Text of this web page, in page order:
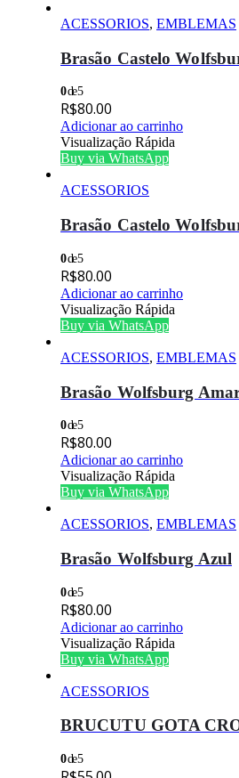
ACESSORIOS, EMBLEMAS
Brasão Castelo
0de 5
R$80.00
Adicionar ao carrinho
Visualização Rápida
Buy via WhatsApp
ACESSORIOS
Brasão Castelo
0de 5
R$80.00
Adicionar ao carrinho
Visualização Rápida
Buy via WhatsApp
ACESSORIOS, EMBLEMAS
Brasão Wolfsburg
0de 5
R$80.00
Adicionar ao carrinho
Visualização Rápida
Buy via WhatsApp
ACESSORIOS, EMBLEMAS
Brasão Wolfsburg Azul
0de 5
R$80.00
Adicionar ao carrinho
Visualização Rápida
Buy via WhatsApp
ACESSORIOS
BRUCUTU GOTA
0de 5